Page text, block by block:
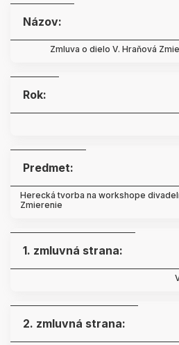
Názov:
Zmluva o dielo V. Hraňová
Rok:
Predmet:
Herecká tvorba na workshope
Zmierenie
1. zmluvná strana:
2. zmluvná strana: